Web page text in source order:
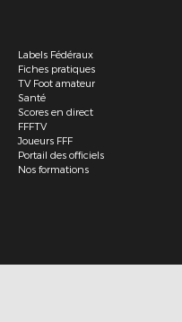
Labels Fédéraux
Fiches pratiques
TV Foot amateur
Santé
Scores en direct
FFFTV
Joueurs FFF
Portail des officiels
Nos formations